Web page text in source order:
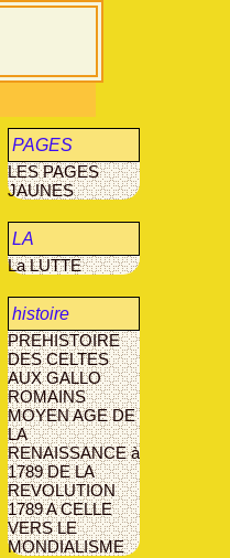
PAGES
JAUNES
LES PAGES
JAUNES
LA
MUCOVISCIDOSE
La LUTTE
histoire
agriculture
AVANT- LES-
MARCILLY
PREHISTOIRE
DES CELTES
AUX GALLO
ROMAINS
MOYEN AGEDE
LA
RENAISSANCE à
1789DE LA
REVOLUTION
1789 A CELLE
VERS LE
MONDIALISME